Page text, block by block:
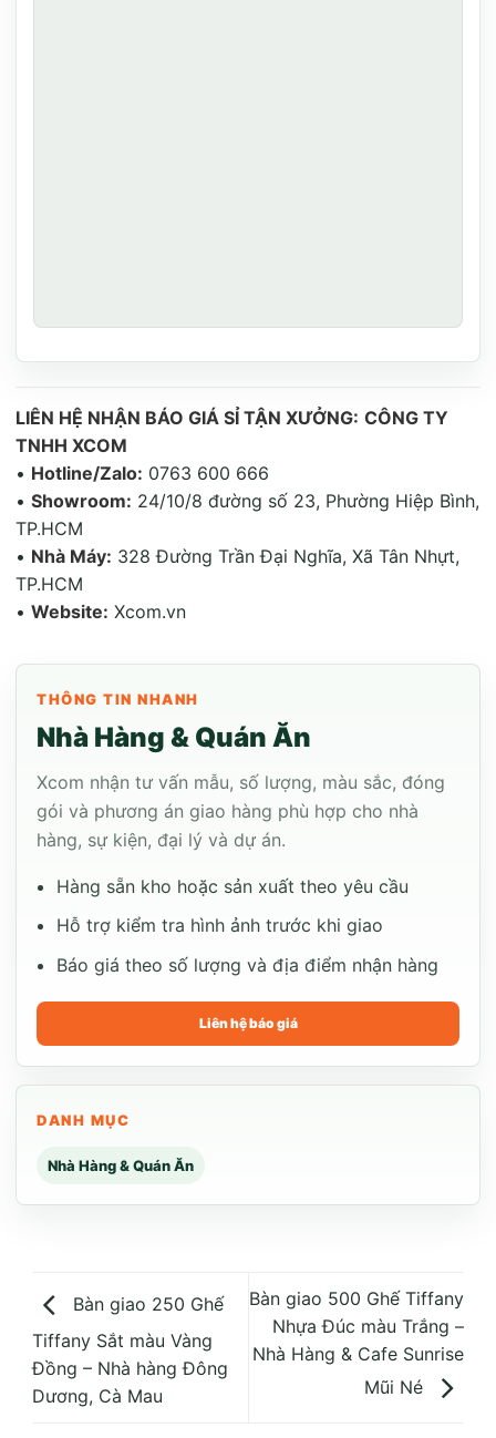
LIÊN HỆ NHẬN BÁO GIÁ SỈ TẬN XƯỞNG: CÔNG TY
TNHH XCOM
• Hotline/Zalo: 0763 600 666
• Showroom: 24/10/8 đường số 23, Phường Hiệp Bình,
TP.HCM
• Nhà Máy: 328 Đường Trần Đại Nghĩa, Xã Tân Nhựt,
TP.HCM
• Website: Xcom.vn
THÔNG TIN NHANH
Nhà Hàng & Quán Ăn
Xcom nhận tư vấn mẫu, số lượng, màu sắc, đóng
gói và phương án giao hàng phù hợp cho nhà
hàng, sự kiện, đại lý và dự án.
Hàng sẵn kho hoặc sản xuất theo yêu cầu
Hỗ trợ kiểm tra hình ảnh trước khi giao
Báo giá theo số lượng và địa điểm nhận hàng
Liên hệ báo giá
DANH MỤC
Nhà Hàng & Quán Ăn
Bàn giao 250 Ghế
Tiffany Sắt màu Vàng
Đồng – Nhà hàng Đông
Dương, Cà Mau
Bàn giao 500 Ghế Tiffany
Nhựa Đúc màu Trắng –
Nhà Hàng & Cafe Sunrise
Mũi Né